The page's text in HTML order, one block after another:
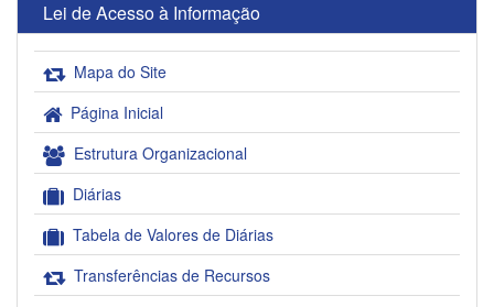
Lei de Acesso à Informação
Mapa do Site
Página Inicial
Estrutura Organizacional
Diárias
Tabela de Valores de Diárias
Transferências de Recursos